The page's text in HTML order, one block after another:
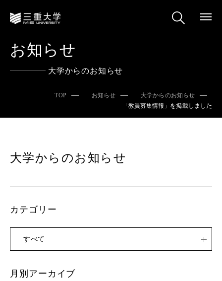
お知らせ
大学からのお知らせ
TOP お知らせ
大学からのお知らせ
「教員募集情報」を掲載しました
大学からのお知らせ
カテゴリー
すべて
月別アーカイブ